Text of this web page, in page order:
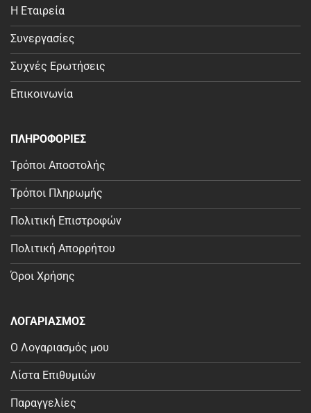
Η Εταιρεία
Συνεργασίες
Συχνές Ερωτήσεις
Επικοινωνία
ΠΛΗΡΟΦΟΡΙΕΣ
Τρόποι Αποστολής
Τρόποι Πληρωμής
Πολιτική Επιστροφών
Πολιτική Απορρήτου
Όροι Χρήσης
ΛΟΓΑΡΙΑΣΜΟΣ
Ο Λογαριασμός μου
Λίστα Επιθυμιών
Παραγγελίες